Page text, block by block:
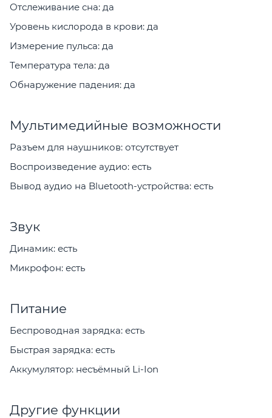
Отслеживание сна: да
Уровень кислорода в крови: да
Измерение пульса: да
Температура тела: да
Обнаружение падения: да
Мультимедийные возможности
Разъем для наушников: отсутствует
Воспроизведение аудио: есть
Вывод аудио на Bluetooth-устройства: есть
Звук
Динамик: есть
Микрофон: есть
Питание
Беспроводная зарядка: есть
Быстрая зарядка: есть
Аккумулятор: несъёмный Li-Ion
Другие функции